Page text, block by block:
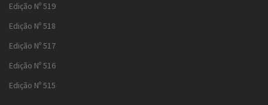
Edição Nº 519
Edição Nº 518
Edição Nº 517
Edição Nº 516
Edição Nº 515